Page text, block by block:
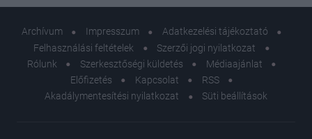
Archívum Impresszum
Adatkezelési tájékoztató
Felhasználási feltételek
Szerzői jogi nyilatkozat
Rólunk
Szerkesztőségi küldetés
Médiaajánlat
Előfizetés
Kapcsolat
RSS
Akadálymentesítési nyilatkozat
Süti beállítások